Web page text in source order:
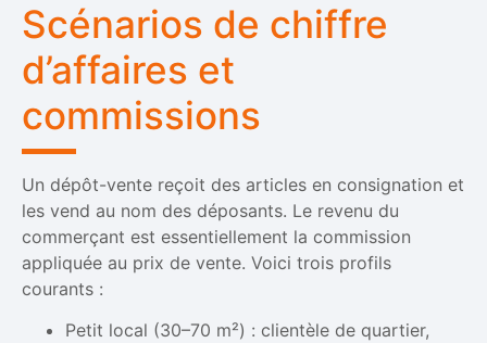
Scénarios de chiffre
d’affaires et
commissions
Un dépôt-vente reçoit des articles en consignation et
les vend au nom des déposants. Le revenu du
commerçant est essentiellement la commission
appliquée au prix de vente. Voici trois profils
courants :
Petit local (30–70 m²) : clientèle de quartier,